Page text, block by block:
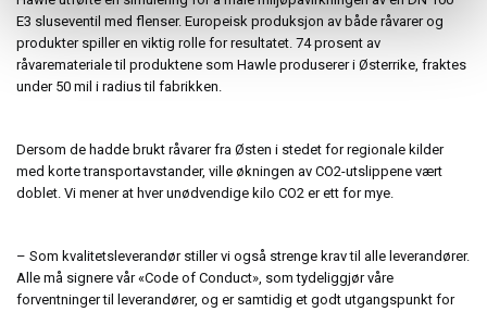
E3 sluseventil med flenser. Europeisk produksjon av både råvarer og
produkter spiller en viktig rolle for resultatet. 74 prosent av
råvaremateriale til produktene som Hawle produserer i Østerrike, fraktes
under 50 mil i radius til fabrikken.
Dersom de hadde brukt råvarer fra Østen i stedet for regionale kilder
med korte transportavstander, ville økningen av CO2-utslippene vært
doblet. Vi mener at hver unødvendige kilo CO2 er ett for mye.
– Som kvalitetsleverandør stiller vi også strenge krav til alle leverandører.
Alle må signere vår «Code of Conduct», som tydeliggjør våre
forventninger til leverandører, og er samtidig et godt utgangspunkt for